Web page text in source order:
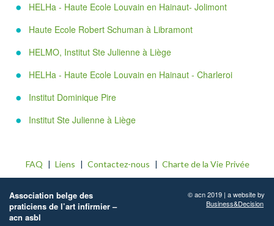
HELHa - Haute Ecole Louvain en Hainaut- Jolimont
Haute Ecole Robert Schuman à Libramont
HELMO, Institut Ste Julienne à Liège
HELHa - Haute Ecole Louvain en Hainaut - Charleroi
Institut Dominique Pire
Institut Ste Julienne à Liège
FAQ Liens Contactez-nous Charte de la Vie Privée
Association belge des
praticiens de l’art infirmier –
acn asbl
© acn 2019 | a website by
Business&Decision